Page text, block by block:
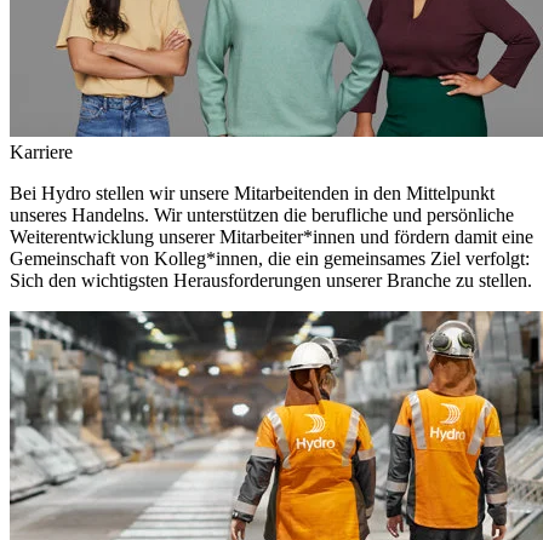
Karriere
Bei Hydro stellen wir unsere Mitarbeitenden in den Mittelpunkt
unseres Handelns. Wir unterstützen die berufliche und persönliche
Weiterentwicklung unserer Mitarbeiter*innen und fördern damit eine
Gemeinschaft von Kolleg*innen, die ein gemeinsames Ziel verfolgt:
Sich den wichtigsten Herausforderungen unserer Branche zu stellen.